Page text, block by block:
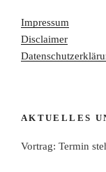
Impressum
Disclaimer
AKTUELLES
Vortrag: Termin